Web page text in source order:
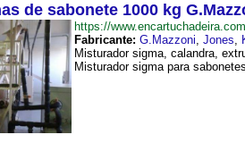
de sabonete 1000 kg
https://
Fabricante: G.Mazzoni, Jones,
Misturador sigma, calandra,
Misturador sigma para